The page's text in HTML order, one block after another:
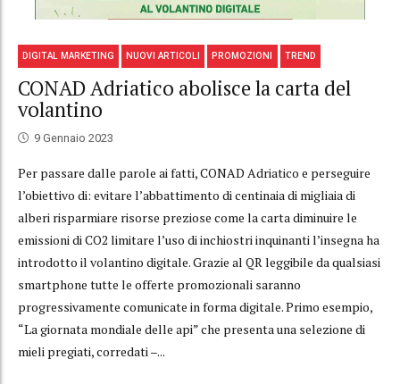
DIGITAL MARKETING NUOVI ARTICOLI PROMOZIONI TREND
CONAD Adriatico abolisce la carta del
volantino
9 Gennaio 2023
Per passare dalle parole ai fatti, CONAD Adriatico e perseguire
l’obiettivo di: evitare l’abbattimento di centinaia di migliaia di
alberi risparmiare risorse preziose come la carta diminuire le
emissioni di CO2 limitare l’uso di inchiostri inquinanti l’insegna ha
introdotto il volantino digitale. Grazie al QR leggibile da qualsiasi
smartphone tutte le offerte promozionali saranno
progressivamente comunicate in forma digitale. Primo esempio,
“La giornata mondiale delle api” che presenta una selezione di
mieli pregiati, corredati –...